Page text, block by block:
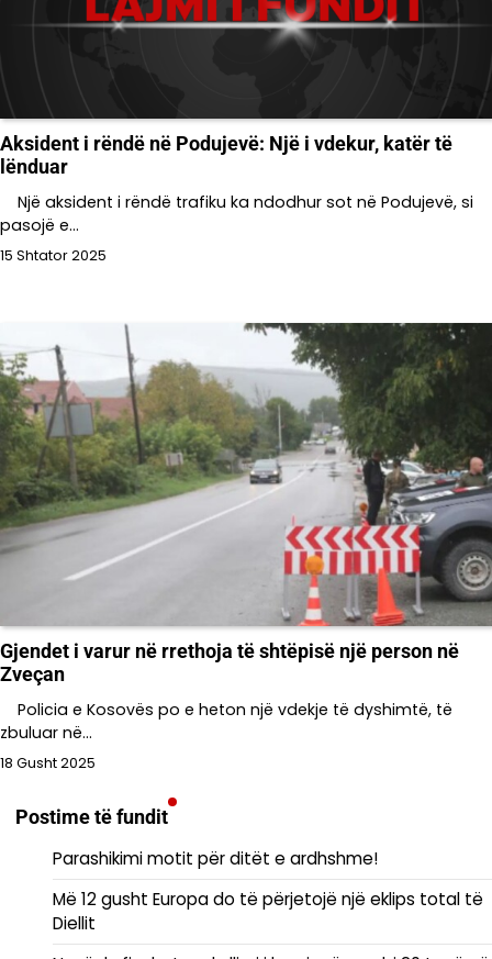
Aksident i rëndë në Podujevë: Një i vdekur, katër të
lënduar
Një aksident i rëndë trafiku ka ndodhur sot në Podujevë, si
pasojë e…
15 Shtator 2025
Gjendet i varur në rrethoja të shtëpisë një person në
Zveçan
Policia e Kosovës po e heton një vdekje të dyshimtë, të
zbuluar në…
18 Gusht 2025
Postime të fundit
Parashikimi motit për ditët e ardhshme!
Më 12 gusht Europa do të përjetojë një eklips total të
Diellit